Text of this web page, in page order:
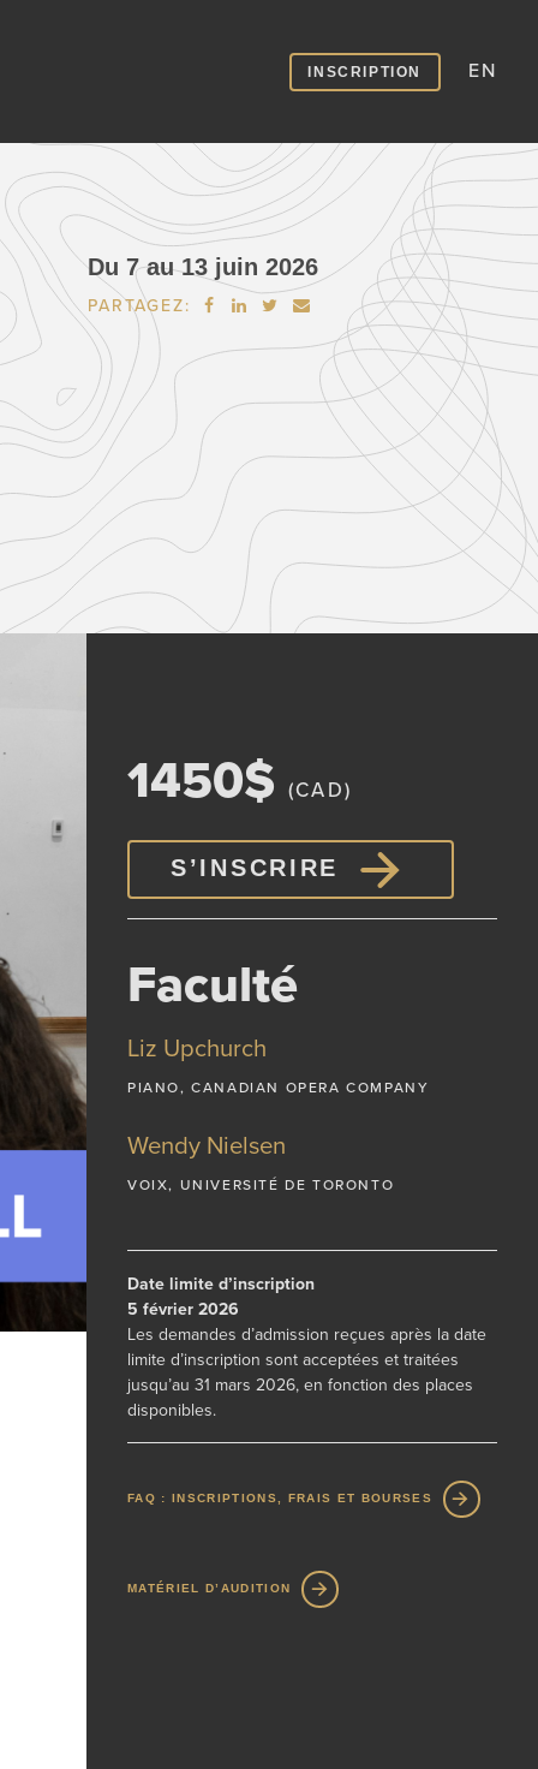
INSCRIPTION EN
Du 7 au 13 juin 2026
PARTAGEZ:    
1450$ (CAD)
S’INSCRIRE
Faculté
Liz Upchurch
PIANO, CANADIAN OPERA COMPANY
Wendy Nielsen
VOIX, UNIVERSITÉ DE TORONTO
Date limite d’inscription
5 février 2026
Les demandes d’admission reçues après la date
limite d’inscription sont acceptées et traitées
jusqu’au 31 mars 2026, en fonction des places
disponibles.
FAQ : INSCRIPTIONS, FRAIS ET BOURSES
MATÉRIEL D’AUDITION